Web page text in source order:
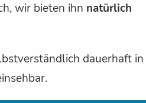
wir bieten ihn natürlich
dauerhaft in